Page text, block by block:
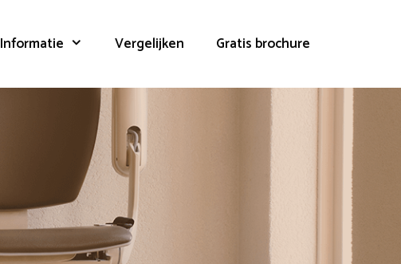
Informatie Vergelijken Gratis brochure